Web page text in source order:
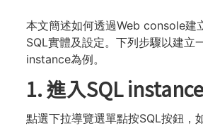
本⽂簡述如何透過Web console建
SQL實體及設定。下列步驟以建立
instance為例。
1. 進入SQL
點選下拉導覽選單點按SQL按鈕，